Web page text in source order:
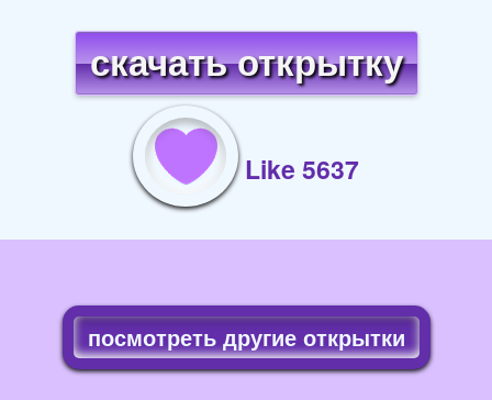
скачать открытку
Like 5637
посмотреть другие открытки